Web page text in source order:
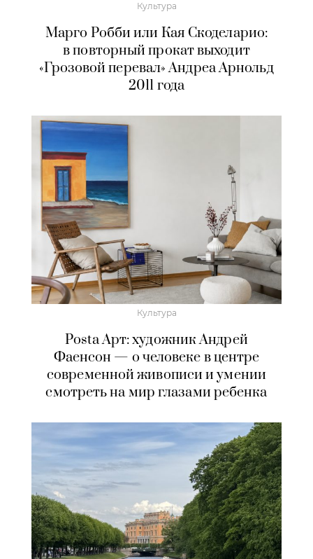
Культура
Марго Робби или Кая Скоделарио:
в повторный прокат выходит
«Грозовой перевал» Андреа Арнольд
2011 года
Культура
Posta Арт: художник Андрей
Фаенсон — о человеке в центре
современной живописи и умении
смотреть на мир глазами ребенка